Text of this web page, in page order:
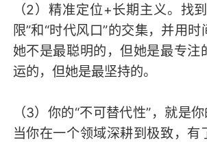
（2）精准定位+长期主义。找
限”和“时代风口”的交集，并用时
她不是最聪明的，但她是最专注
运的，但她是最坚持的。
（3）你的“不可替代性”，就是你
当你在一个领域深耕到极致，有